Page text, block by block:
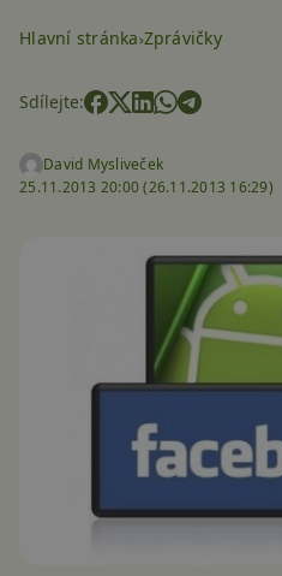
Hlavní stránka Zprávičky
Sdílejte:
David Mysliveček
25.11.2013 20:00 (26.11.2013 16:29)